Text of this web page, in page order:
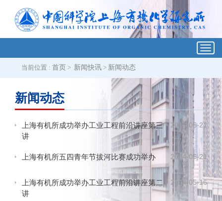
当前位置 : 首页 > 新闻快讯 > 新闻动态
新闻动态
2024-05-21
上海有机所成功举办工业工程前沿讲座第三
讲
2024-05-21
上海有机所五四青年节拔河比赛成功举办
2024-05-16
上海有机所成功举办工业工程前沿讲座第二
讲